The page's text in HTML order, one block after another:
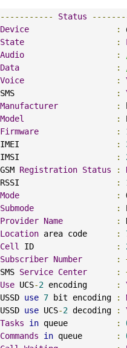
Status
Device
:
State
:
Audio
:
Data
:
Voice
:
:
Manufacturer
:
Model
:
Firmware
:
:
:
Registration Status :
:
Mode
:
Submode
:
Provider Name :
Location area code :
Cell
ID :
Subscriber Number :
Service Center :
Use UCS-2 encoding :
use 7 bit encoding :
use UCS-2 decoding :
Tasks
in queue :
Commands
in queue :